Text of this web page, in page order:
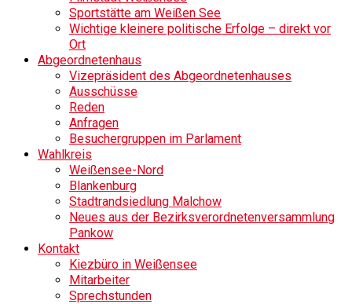
Sportstätte am Weißen See
Wichtige kleinere politische Erfolge – direkt vor
Ort
Abgeordnetenhaus
Vizepräsident des Abgeordnetenhauses
Ausschüsse
Reden
Anfragen
Besuchergruppen im Parlament
Wahlkreis
Weißensee-Nord
Blankenburg
Stadtrandsiedlung Malchow
Neues aus der Bezirksverordnetenversammlung
Pankow
Kontakt
Kiezbüro in Weißensee
Mitarbeiter
Sprechstunden